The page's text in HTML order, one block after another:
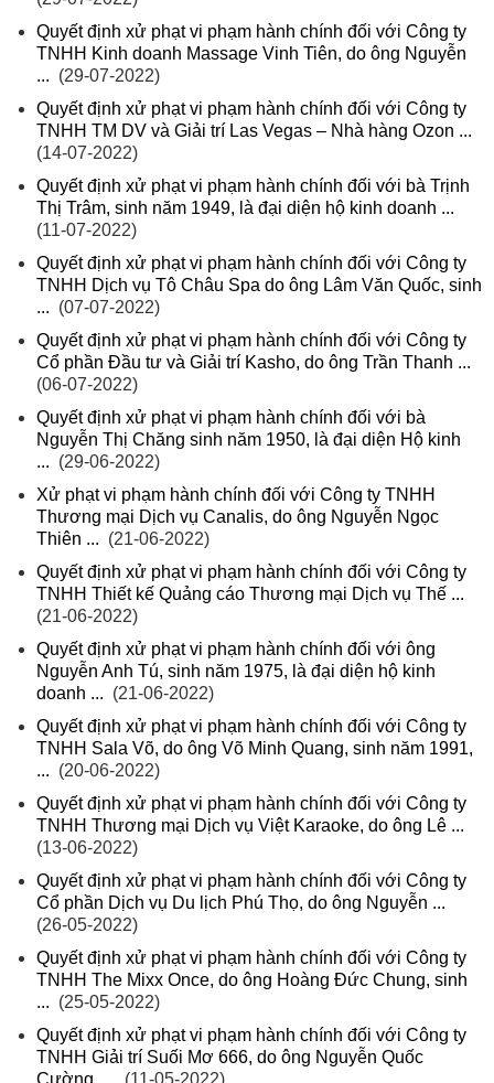
Quyết định xử phạt vi phạm hành chính đối với Công ty
TNHH Kinh doanh Massage Vinh Tiên, do ông Nguyễn
... (29-07-2022)
Quyết định xử phạt vi phạm hành chính đối với Công ty
TNHH TM DV và Giải trí Las Vegas – Nhà hàng Ozon ...
(14-07-2022)
Quyết định xử phạt vi phạm hành chính đối với bà Trịnh
Thị Trâm, sinh năm 1949, là đại diện hộ kinh doanh ...
(11-07-2022)
Quyết định xử phạt vi phạm hành chính đối với Công ty
TNHH Dịch vụ Tô Châu Spa do ông Lâm Văn Quốc, sinh
... (07-07-2022)
Quyết định xử phạt vi phạm hành chính đối với Công ty
Cổ phần Đầu tư và Giải trí Kasho, do ông Trần Thanh ...
(06-07-2022)
Quyết định xử phạt vi phạm hành chính đối với bà
Nguyễn Thị Chăng sinh năm 1950, là đại diện Hộ kinh
... (29-06-2022)
Xử phạt vi phạm hành chính đối với Công ty TNHH
Thương mại Dịch vụ Canalis, do ông Nguyễn Ngọc
Thiên ... (21-06-2022)
Quyết định xử phạt vi phạm hành chính đối với Công ty
TNHH Thiết kế Quảng cáo Thương mại Dịch vụ Thế ...
(21-06-2022)
Quyết định xử phạt vi phạm hành chính đối với ông
Nguyễn Anh Tú, sinh năm 1975, là đại diện hộ kinh
doanh ... (21-06-2022)
Quyết định xử phạt vi phạm hành chính đối với Công ty
TNHH Sala Võ, do ông Võ Minh Quang, sinh năm 1991,
... (20-06-2022)
Quyết định xử phạt vi phạm hành chính đối với Công ty
TNHH Thương mại Dịch vụ Việt Karaoke, do ông Lê ...
(13-06-2022)
Quyết định xử phạt vi phạm hành chính đối với Công ty
Cổ phần Dịch vụ Du lịch Phú Thọ, do ông Nguyễn ...
(26-05-2022)
Quyết định xử phạt vi phạm hành chính đối với Công ty
TNHH The Mixx Once, do ông Hoàng Đức Chung, sinh
... (25-05-2022)
Quyết định xử phạt vi phạm hành chính đối với Công ty
TNHH Giải trí Suối Mơ 666, do ông Nguyễn Quốc
Cường, ...
(11-05-2022)